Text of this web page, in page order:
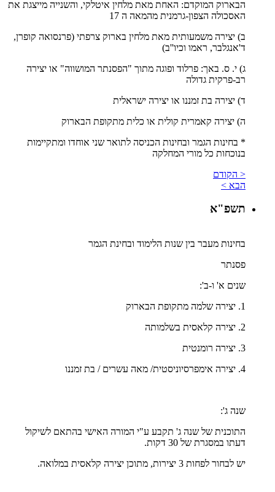
הבארוק המוקדם: האחת מאת מלחין איטלקי, והשנייה מייצגת את
האסכולה הצפון-גרמנית מהמאה ה 17
ב) יצירה משמעותית מאת מלחין בארוק צרפתי (פרנסואה קופרן,
ד'אנגלבר, ראמו וכיו''ב)
ג) י. ס. באך: פרלוד ופוגה מתוך "הפסנתר המושווה" או יצירה
רב-פרקית גדולה
ד) יצירה בת זמננו או יצירה ישראלית
ה) יצירה קאמרית קולית או כלית מתקופת הבארוק
* בחינות הגמר ובחינות הכניסה לתואר שני אוחדו ומתקיימות
בנוכחות כל מורי המחלקה
< הקודם
הבא >
תשפ"א
בחינות מעבר בין שנות הלימוד ובחינת הגמר
פסנתר
שנים א' ו-ב':
1. יצירה שלמה מתקופת הבארוק
2. יצירה קלאסית בשלמותה
3. יצירה רומנטית
4. יצירה אימפרסיוניסטית/ מאה עשרים / בת זמננו
שנה ג':
התוכנית של שנה ג' תקבע ע"י המורה האישי בהתאם לשיקול
דעתו במסגרת של 30 דקות.
יש לבחור לפחות 3 יצירות, מתוכן יצירה קלאסית במלואה.